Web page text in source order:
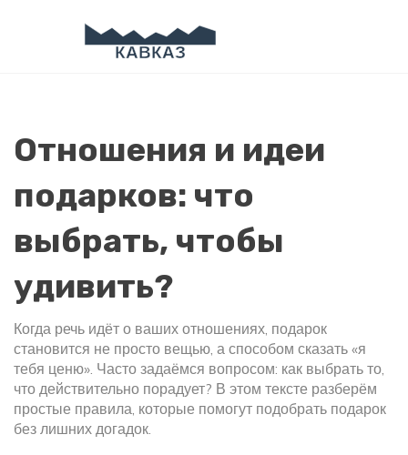
Отношения и идеи
подарков: что
выбрать, чтобы
удивить?
Когда речь идёт о ваших отношениях, подарок
становится не просто вещью, а способом сказать «я
тебя ценю». Часто задаёмся вопросом: как выбрать то,
что действительно порадует? В этом тексте разберём
простые правила, которые помогут подобрать подарок
без лишних догадок.